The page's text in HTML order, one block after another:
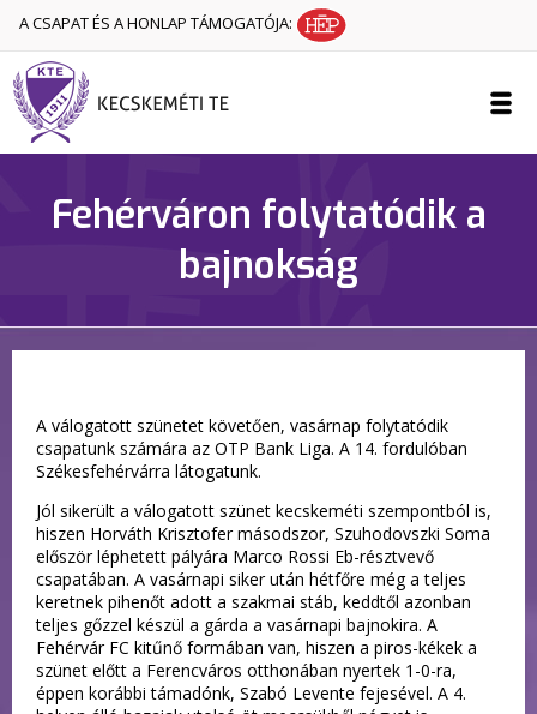
A CSAPAT ÉS A HONLAP TÁMOGATÓJA:
Fehérváron folytatódik a
bajnokság
A válogatott szünetet követően, vasárnap folytatódik
csapatunk számára az OTP Bank Liga. A 14. fordulóban
Székesfehérvárra látogatunk.
Jól sikerült a válogatott szünet kecskeméti szempontból is,
hiszen Horváth Krisztofer másodszor, Szuhodovszki Soma
először léphetett pályára Marco Rossi Eb-résztvevő
csapatában. A vasárnapi siker után hétfőre még a teljes
keretnek pihenőt adott a szakmai stáb, keddtől azonban
teljes gőzzel készül a gárda a vasárnapi bajnokira. A
Fehérvár FC kitűnő formában van, hiszen a piros-kékek a
szünet előtt a Ferencváros otthonában nyertek 1-0-ra,
éppen korábbi támadónk, Szabó Levente fejesével. A 4.